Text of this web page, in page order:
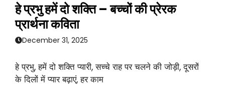
हे प्रभु हमें दो शक्ति – बच्चों की प्रेरक
प्रार्थना कविता
December 31, 2025
हे प्रभु, हमें दो शक्ति प्यारी, सच्चे राह पर चलने की जोड़ी, दूसरों
के दिलों में प्यार बढ़ाएं, हर काम